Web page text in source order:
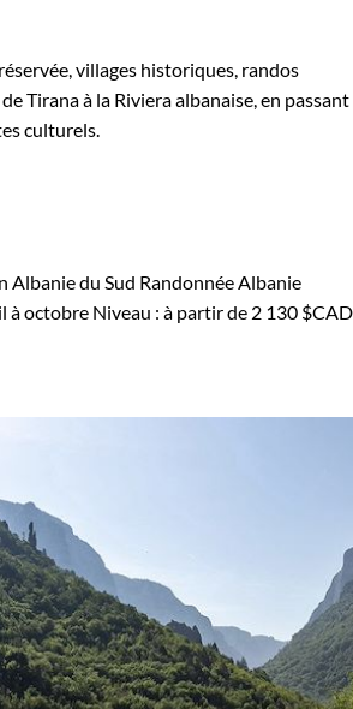
villages historiques, randos
Tirana à la Riviera albanaise, en passant
culturels.
Albanie du Sud Randonnée Albanie
à octobre Niveau : à partir de 2 130 $CAD